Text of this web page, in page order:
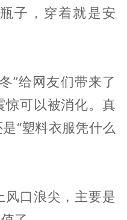
子，穿着就是安
”给网友们带来了
惊可以被消化。真
“塑料衣服凭什么
风口浪尖，主要是